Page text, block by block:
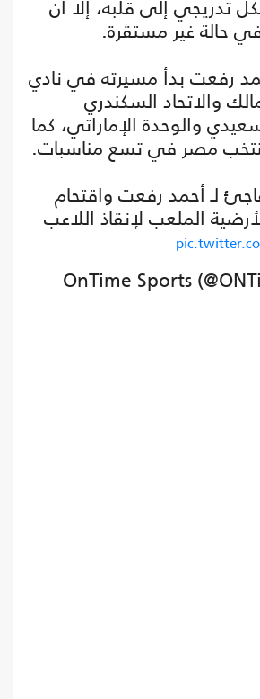
تدريجي إلى قلبه، إلا أن
حالة غير مستقرة.
رفعت بدأ مسيرته في نادي
والاتحاد السكندري
والوحدة الإماراتي، كما
مصر في تسع مناسبات.
لـ أحمد رفعت واقتحام
الملعب لإنقاذ اللاعب